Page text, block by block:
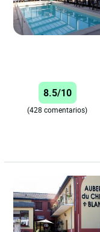
8.5/10
(428 comentarios)